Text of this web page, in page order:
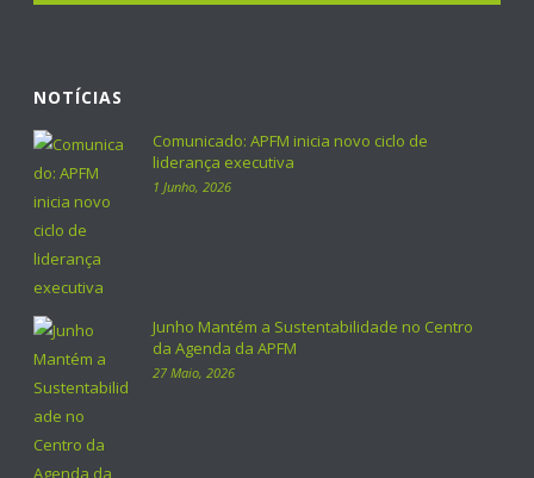
NOTÍCIAS
Comunicado: APFM inicia novo ciclo de
liderança executiva
1 Junho, 2026
Junho Mantém a Sustentabilidade no Centro
da Agenda da APFM
27 Maio, 2026